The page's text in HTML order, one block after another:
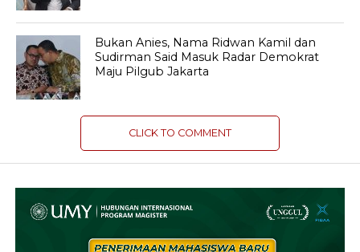
Bukan Anies, Nama Ridwan Kamil dan
Sudirman Said Masuk Radar Demokrat
Maju Pilgub Jakarta
CLICK TO COMMENT